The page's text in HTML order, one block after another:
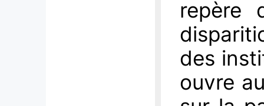
repère
des
ouvre